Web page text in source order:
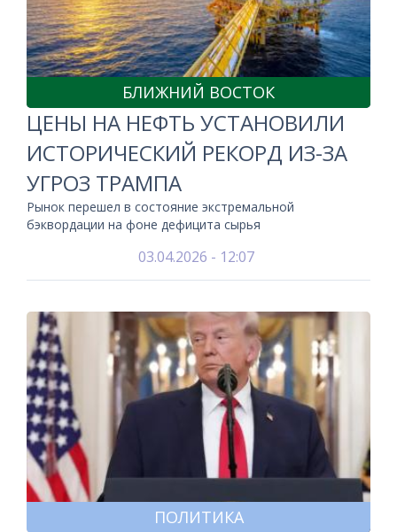
БЛИЖНИЙ ВОСТОК
ЦЕНЫ НА НЕФТЬ УСТАНОВИЛИ
ИСТОРИЧЕСКИЙ РЕКОРД ИЗ-ЗА
УГРОЗ ТРАМПА
Рынок перешел в состояние экстремальной
бэквордации на фоне дефицита сырья
03.04.2026 - 12:07
ПОЛИТИКА